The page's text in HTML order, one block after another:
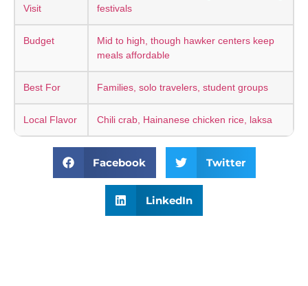
Visit
festivals
Budget
Mid to high, though hawker centers keep
meals affordable
Best For Families, solo travelers, student groups
Local Flavor Chili crab, Hainanese chicken rice, laksa
Facebook Twitter
LinkedIn